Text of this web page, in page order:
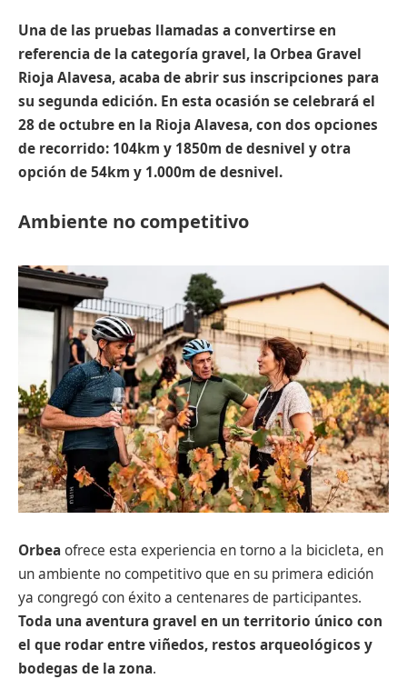
Una de las pruebas llamadas a convertirse en
referencia de la categoría gravel, la Orbea Gravel
Rioja Alavesa, acaba de abrir sus inscripciones para
su segunda edición. En esta ocasión se celebrará el
28 de octubre en la Rioja Alavesa, con dos opciones
de recorrido: 104km y 1850m de desnivel y otra
opción de 54km y 1.000m de desnivel.
Ambiente no competitivo
Orbeaofrece esta experiencia en torno a la bicicleta, en
un ambiente no competitivo que en su primera edición
ya congregó con éxito a centenares de participantes.
Toda una aventura gravel en un territorio único con
el que rodar entre viñedos, restos arqueológicos y
bodegas de la zona.